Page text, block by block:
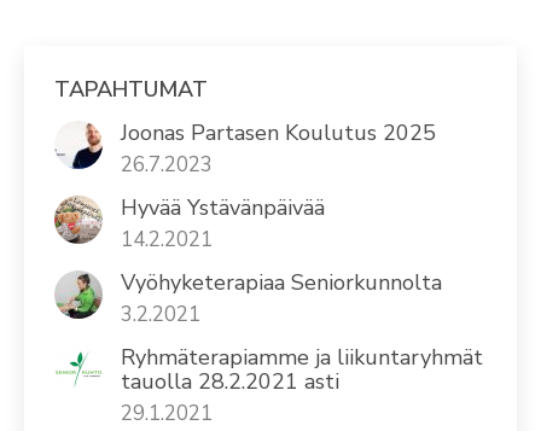
TAPAHTUMAT
Joonas Partasen Koulutus 2025
26.7.2023
Hyvää Ystävänpäivää
14.2.2021
Vyöhyketerapiaa Seniorkunnolta
3.2.2021
Ryhmäterapiamme ja liikuntaryhmät
tauolla 28.2.2021 asti
29.1.2021